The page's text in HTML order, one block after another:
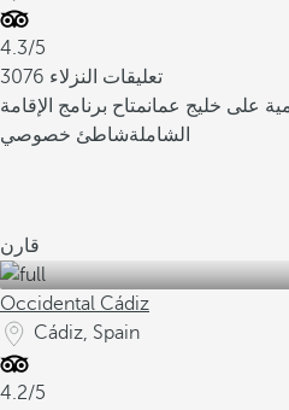
4.3/5
3076 تعليقات النزلاء
على خليج عمانمتاح برنامج الإقامة
الشاملةشاطئ خصوصي
قارن
Occidental Cádiz
Cádiz, Spain
4.2/5